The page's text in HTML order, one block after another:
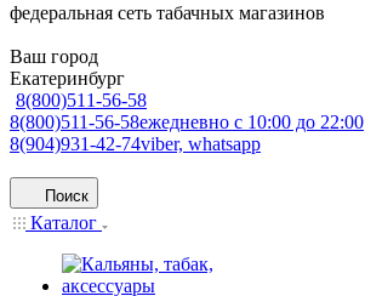
федеральная сеть табачных магазинов
Ваш город
Екатеринбург
8(800)511-56-58
8(800)511-56-58ежедневно с 10:00 до 22:00
8(904)931-42-74viber, whatsapp
Поиск
Каталог